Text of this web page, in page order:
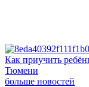
Как приучить
Тюмени
больше новостей